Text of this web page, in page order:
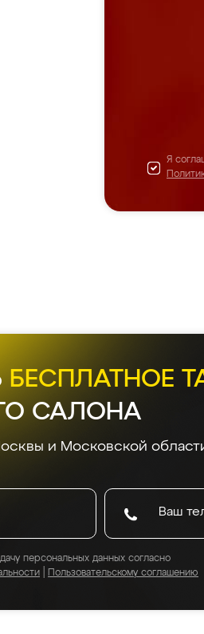
Я
5.0 из 5